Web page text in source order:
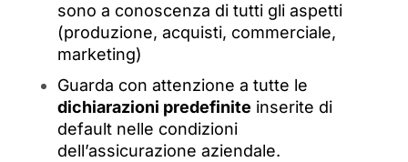
sono a conoscenza di tutti gli aspetti
(produzione, acquisti, commerciale,
marketing)
Guarda con attenzione a tutte le
dichiarazioni predefinite inserite di
default nelle condizioni
dell’assicurazione aziendale.